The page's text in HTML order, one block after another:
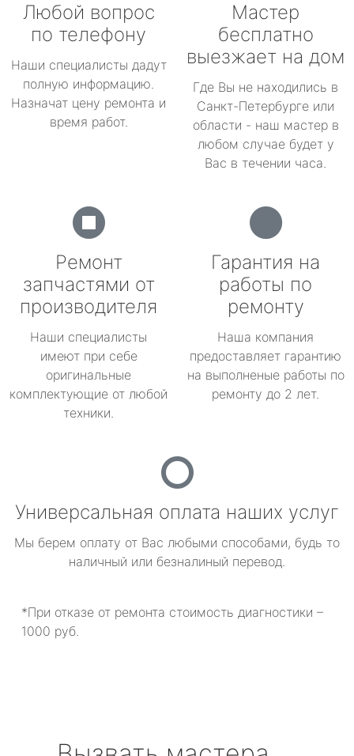
Любой вопрос
по телефону
Наши специалисты дадут
полную информацию.
Назначат цену ремонта и
время работ.
Мастер
бесплатно
выезжает на дом
Где Вы не находились в
Санкт-Петербурге или
области - наш мастер в
любом случае будет у
Вас в течении часа.
Ремонт
запчастями от
производителя
Наши специалисты
имеют при себе
оригинальные
комплектующие от любой
техники.
Гарантия на
работы по
ремонту
Наша компания
предоставляет гарантию
на выполненые работы по
ремонту до 2 лет.
Универсальная оплата наших услуг
Мы берем оплату от Вас любыми способами, будь то
наличный или безналиный перевод.
*При отказе от ремонта стоимость диагностики –
1000 руб.